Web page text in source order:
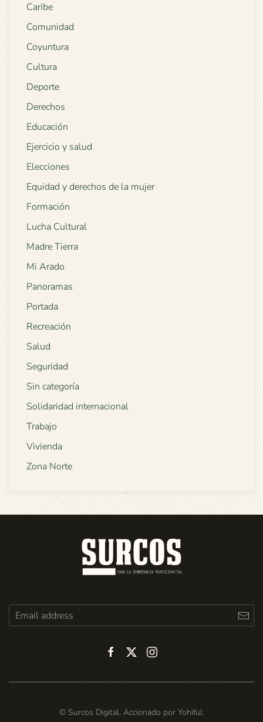
Caribe
Comunidad
Coyuntura
Cultura
Deporte
Derechos
Educación
Ejercicio y salud
Elecciones
Equidad y derechos de la mujer
Formación
Lucha Cultural
Madre Tierra
Mi Arado
Panoramas
Portada
Recreación
Salud
Seguridad
Sin categoría
Solidaridad internacional
Trabajo
Vivienda
Zona Norte
© Surcos Digital. Accionado por Yohiful.